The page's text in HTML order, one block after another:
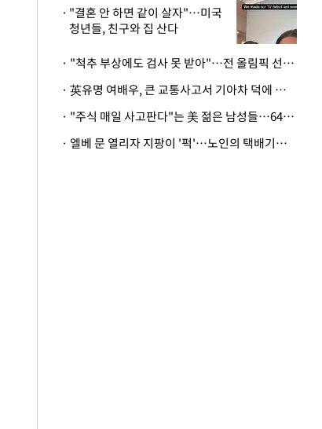
"결혼 안 하면 같이 살자"…미국
청년들, 친구와 집 산다
· "척추 부상에도 검사 못 받아"…전 올림픽 선수, 美봅슬레이협회 상대 소송
· 英유명 여배우, 큰 교통사고서 기아차 덕에 살았다
· "주식 매일 사고판다"는 美 젊은 남성들…64%가 "나는 인생의 패배자“
· 엘베 문 열리자 지팡이 '퍽'…노인의 택배기사 폭행 이유